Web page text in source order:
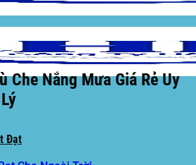
Đạt
Che Nắng Mưa Giá Rẻ Uy